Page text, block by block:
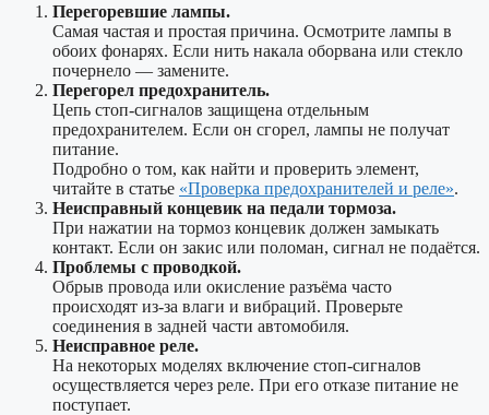
Перегоревшие лампы.
Самая частая и простая причина. Осмотрите лампы в
обоих фонарях. Если нить накала оборвана или стекло
почернело — замените.
Перегорел предохранитель.
Цепь стоп-сигналов защищена отдельным
предохранителем. Если он сгорел, лампы не получат
питание.
Подробно о том, как найти и проверить элемент,
читайте в статье «Проверка предохранителей и реле».
Неисправный концевик на педали тормоза.
При нажатии на тормоз концевик должен замыкать
контакт. Если он закис или поломан, сигнал не подаётся.
Проблемы с проводкой.
Обрыв провода или окисление разъёма часто
происходят из-за влаги и вибраций. Проверьте
соединения в задней части автомобиля.
Неисправное реле.
На некоторых моделях включение стоп-сигналов
осуществляется через реле. При его отказе питание не
поступает.